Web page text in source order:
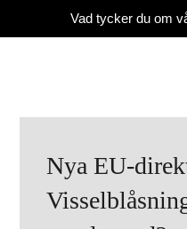
Vad tycker du om
Nya EU-